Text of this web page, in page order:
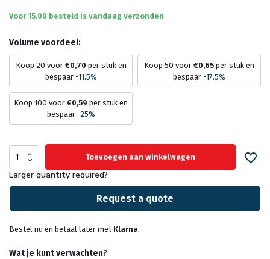
Voor 15.00 besteld is vandaag verzonden
Volume voordeel:
Koop 20 voor €0,70 per stuk en
bespaar -11.5%
Koop 50 voor €0,65 per stuk en
bespaar -17.5%
Koop 100 voor €0,59 per stuk en
bespaar -25%
Toevoegen aan winkelwagen
Larger quantity required?
Request a quote
Bestel nu en betaal later met Klarna.
Wat je kunt verwachten?